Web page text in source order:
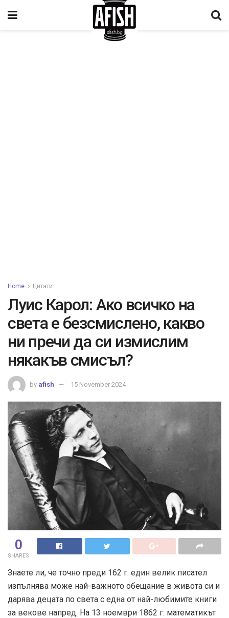
Home Цитати
Луис Карол: Ако всичко на
света е безсмислено, какво
ни пречи да си измислим
някакъв смисъл?
by afish 15 November 2024
0
SHARES
Знаете ли, че точно преди 162 г. един велик писател
изпълнява може най-важното обещание в живота си и
дарява децата по света с една от най-любимите книги
за векове напред. На 13 ноември 1862 г. математикът